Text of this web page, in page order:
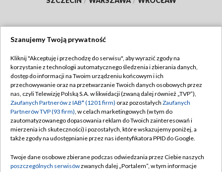
TVP
Abonament TVP
Emisja w TVP
Centrum informacji TVP
Naziemna Telewizja Cyfrowa
Rada Programowa
Regulamin TVP
Polityka prywatności
Moje zgody
Pomoc
Kontakt
Szanujemy Twoją prywatność
Kliknij "Akceptuję i przechodzę do serwisu", aby wyrazić zgody na
korzystanie z technologii automatycznego śledzenia i zbierania danych,
dostęp do informacji na Twoim urządzeniu końcowym i ich
przechowywanie oraz na przetwarzanie Twoich danych osobowych przez
nas, czyli Telewizję Polską S.A. w likwidacji (zwaną dalej również „TVP”),
Zaufanych Partnerów z IAB* (1201 firm) oraz pozostałych Zaufanych
Partnerów TVP (93 firm), w celach marketingowych (w tym do
zautomatyzowanego dopasowania reklam do Twoich zainteresowań i
mierzenia ich skuteczności) i pozostałych, które wskazujemy poniżej, a
także zgody na udostępnianie przez nas identyfikatora PPID do Google.
Twoje dane osobowe zbierane podczas odwiedzania przez Ciebie naszych
poszczególnych serwisówzwanych dalej „Portalem”, w tym informacje